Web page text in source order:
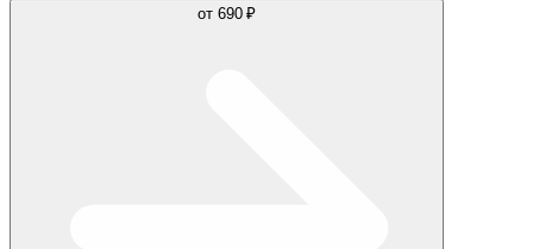
от 690 ₽